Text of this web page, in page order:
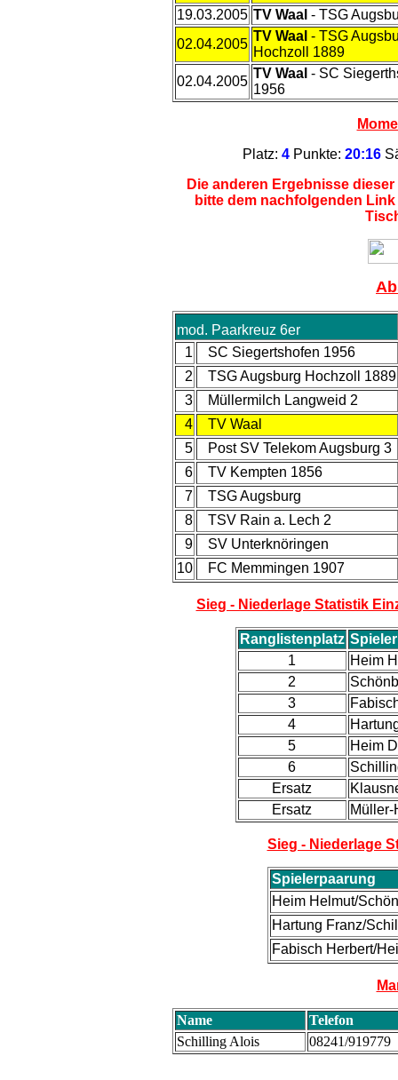
19.03.2005 TV Waal - TSG
02.04.2005
TV Waal - TSG
Hochzoll 1889
02.04.2005
TV Waal - SC
1956
Platz: 4 Punkte: 20:16
Die anderen Ergebnisse
bitte dem nachfolgenden
mod. Paarkreuz 6er
1
SC Siegertshofen 1956
2
TSG Augsburg Hochzoll 1889
3
Müllermilch Langweid 2
4
TV Waal
5
Post SV Telekom Augsburg 3
6
TV Kempten 1856
7
TSG Augsburg
8
TSV Rain a. Lech 2
9
SV Unterknöringen
10
FC Memmingen 1907
Sieg - Niederlage Statistik
Ranglistenplatz
1
Heim
2
3
4
5
Heim
6
Ersatz
Ersatz
Müller-
Sieg - Niederlage
Spielerpaarung
Heim Helmut/
Hartung Franz/
Fabisch Herbert/
Name
Telefon
Schilling Alois
08241/919779